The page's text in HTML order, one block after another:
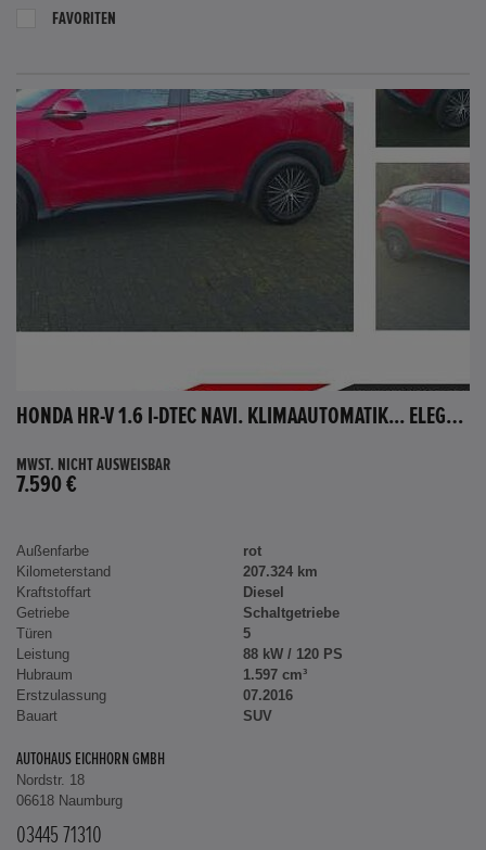
FAVORITEN
HONDA HR-V 1.6 I-DTEC NAVI. KLIMAAUTOMATIK... ELEGANCE
MWST. NICHT AUSWEISBAR
7.590 €
Außenfarbe
rot
Kilometerstand
207.324 km
Kraftstoffart
Diesel
Getriebe
Schaltgetriebe
Türen
5
Leistung
88 kW / 120 PS
Hubraum
1.597 cm³
Erstzulassung
07.2016
Bauart
SUV
AUTOHAUS EICHHORN GMBH
Nordstr. 18
06618 Naumburg
03445 71310